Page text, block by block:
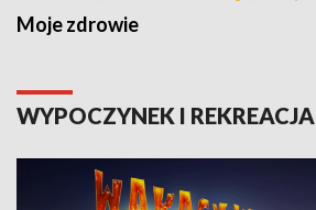
Moje zdrowie
WYPOCZYNEK I REKREACJA